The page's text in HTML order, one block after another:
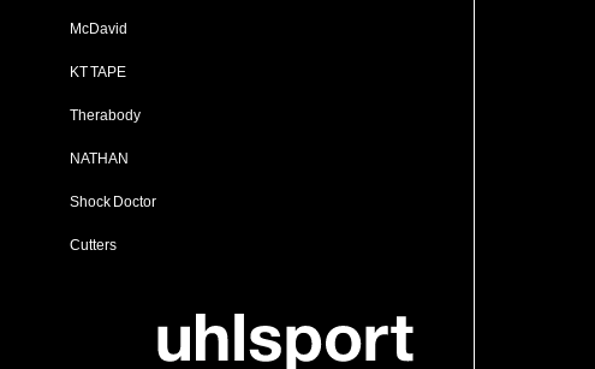
McDavid
KT TAPE
Therabody
NATHAN
Shock Doctor
Cutters